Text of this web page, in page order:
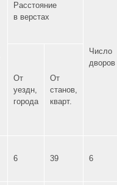
Расстояние
в верстах
Число
дворов
От
уездн,
города
От
станов,
кварт.
6 39 6